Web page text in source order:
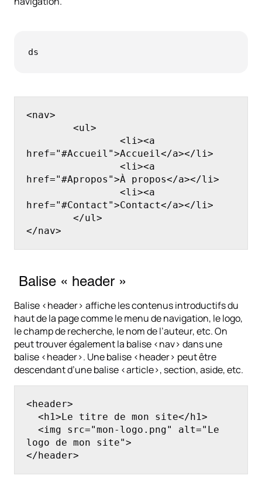
ds
<nav>
href="#Accueil">Accueil</a></li>
href="#Apropos">À propos</a></li>
href="#Contact">Contact</a></li>
</nav>
Balise « header »
Balise <header> affiche les contenus introductifs du
haut de la page comme le menu de navigation, le logo,
le champ de recherche, le nom de l’auteur, etc. On
peut trouver également la balise <nav> dans une
balise <header>. Une balise <header> peut être
descendant d’une balise <article>, section, aside, etc.
<header>
logo de mon site">
</header>